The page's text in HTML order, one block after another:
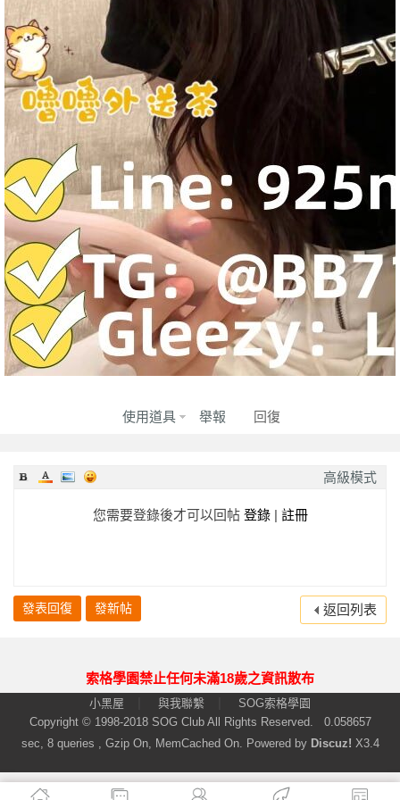
回復
使用道具 舉報
高級模式
您需要登錄後才可以回帖 登錄| 註冊
發表回復 發新帖 返回列表
索格學園禁止任何未滿18歲之資訊散布
小黑屋 與我聯繫
SOG索格學園
Copyright © 1998-2018 SOG ClubAll Rights Reserved. 0.058657
sec, 8 queries , Gzip On, MemCached On. Powered by Discuz! X3.4